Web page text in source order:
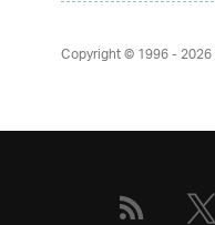
Copyright © 1996 - 2026